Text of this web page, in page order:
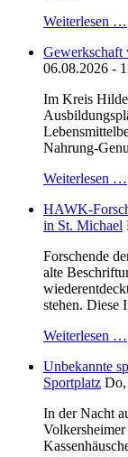
Weiterlesen …
Gewerkschaft
06.08.2026 -
Im Kreis
Nahrung-
Weiterlesen …
HAWK-
in St. Michael
Forschende
alte
stehen. Diese
Weiterlesen …
Unbekannte
Sportplatz Do,
In der Nacht
Volkersheimer